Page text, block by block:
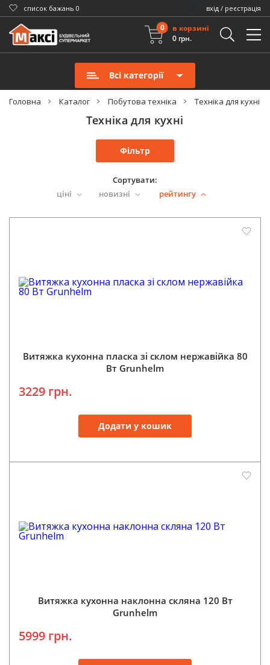
cписок бажань 0 вхід / реєстрація
0
в корзині
0 грн.
Всі категорії
Головна Каталог Побутова техніка Техніка для кухні
Техніка для кухні
Фільтр
Сортувати:
ціні
новизні рейтингу
Витяжка кухонна пласка зі склом нержавійка 80
Вт Grunhelm
3229 грн.
Додати у кошик
Витяжка кухонна наклонна скляна 120 Вт
Grunhelm
5999 грн.